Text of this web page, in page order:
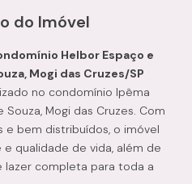
do Imóvel
Helbor Espaço e
Mogi das Cruzes/SP
no condomínio Ipêma
Mogi das Cruzes. Com
e bem distribuídos, o imóvel
qualidade de vida, além de
completa para toda a